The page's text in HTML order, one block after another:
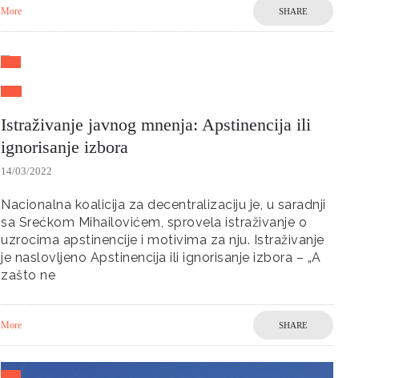
More SHARE
Istraživanje javnog mnenja: Apstinencija ili
ignorisanje izbora
14/03/2022
Nacionalna koalicija za decentralizaciju je, u saradnji
sa Srećkom Mihailovićem, sprovela istraživanje o
uzrocima apstinencije i motivima za nju. Istraživanje
je naslovljeno Apstinencija ili ignorisanje izbora – „A
zašto ne
More SHARE